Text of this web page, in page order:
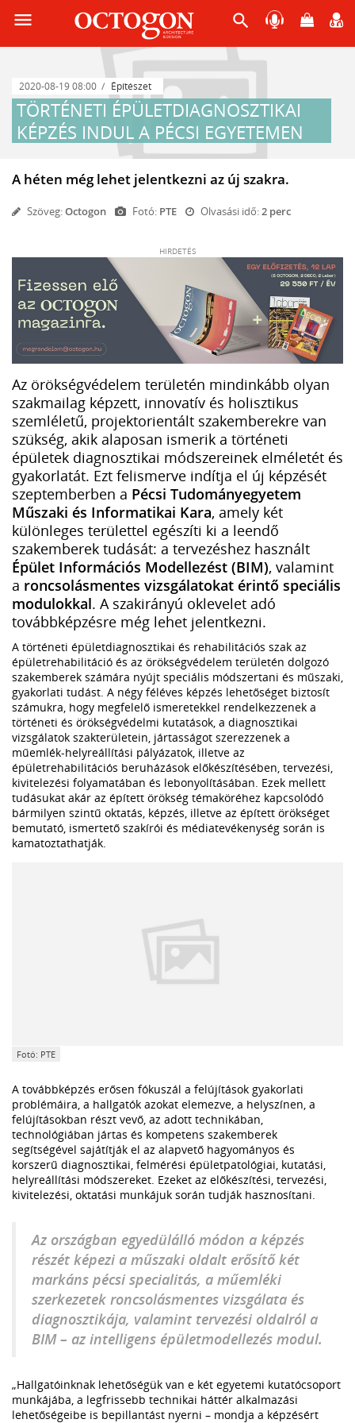
menu search
2020-08-19 08:00 Építészet
TÖRTÉNETI ÉPÜLETDIAGNOSZTIKAI
KÉPZÉS INDUL A PÉCSI EGYETEMEN
A héten még lehet jelentkezni az új szakra.
Szöveg:Octogon Fotó: PTE Olvasási idő:2 perc
HIRDETÉS
Az örökségvédelem területén mindinkább olyan
szakmailag képzett, innovatív és holisztikus
szemléletű, projektorientált szakemberekre van
szükség, akik alaposan ismerik a történeti
épületek diagnosztikai módszereinek elméletét és
gyakorlatát. Ezt felismerve indítja el új képzését
szeptemberben a Pécsi Tudományegyetem
Műszaki és Informatikai Kara, amely két
különleges területtel egészíti ki a leendő
szakemberek tudását: a tervezéshez használt
Épület Információs Modellezést (BIM), valamint
a roncsolásmentes vizsgálatokat érintő speciális
modulokkal. A szakirányú oklevelet adó
továbbképzésre még lehet jelentkezni.
A történeti épületdiagnosztikai és rehabilitációs szak az
épületrehabilitáció és az örökségvédelem területén dolgozó
szakemberek számára nyújt speciális módszertani és műszaki,
gyakorlati tudást. A négy féléves képzés lehetőséget biztosít
számukra, hogy megfelelő ismeretekkel rendelkezzenek a
történeti és örökségvédelmi kutatások, a diagnosztikai
vizsgálatok szakterületein, jártasságot szerezzenek a
műemlék-helyreállítási pályázatok, illetve az
épületrehabilitációs beruházások előkészítésében, tervezési,
kivitelezési folyamatában és lebonyolításában. Ezek mellett
tudásukat akár az épített örökség témaköréhez kapcsolódó
bármilyen szintű oktatás, képzés, illetve az épített örökséget
bemutató, ismertető szakírói és médiatevékenység során is
kamatoztathatják.
Fotó: PTE
A továbbképzés erősen fókuszál a felújítások gyakorlati
problémáira, a hallgatók azokat elemezve, a helyszínen, a
felújításokban részt vevő, az adott technikában,
technológiában jártas és kompetens szakemberek
segítségével sajátítják el az alapvető hagyományos és
korszerű diagnosztikai, felmérési épületpatológiai, kutatási,
helyreállítási módszereket. Ezeket az előkészítési, tervezési,
kivitelezési, oktatási munkájuk során tudják hasznosítani.
Az országban egyedülálló módon a képzés
részét képezi a műszaki oldalt erősítő két
markáns pécsi specialitás, a műemléki
szerkezetek roncsolásmentes vizsgálata és
diagnosztikája, valamint tervezési oldalról a
BIM – az intelligens épületmodellezés modul.
„Hallgatóinknak lehetőségük van e két egyetemi kutatócsoport
munkájába, a legfrissebb technikai háttér alkalmazási
lehetőségeibe is bepillantást nyerni – mondja a képzésért